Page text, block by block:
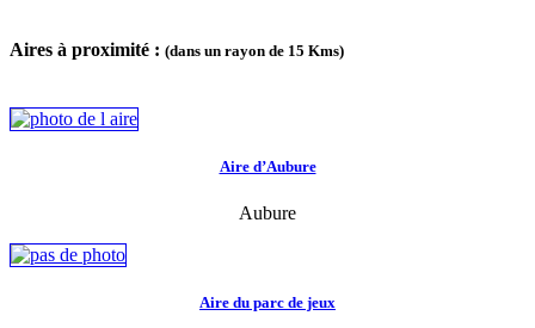
Aires à proximité : (dans un rayon de 15 Kms)
Aire d’Aubure
Aubure
Aire du parc de jeux